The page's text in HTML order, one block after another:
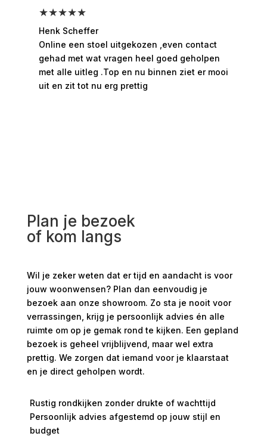
★★★★★
Henk Scheffer
Online een stoel uitgekozen ,even contact
gehad met wat vragen heel goed geholpen
met alle uitleg .Top en nu binnen ziet er mooi
uit en zit tot nu erg prettig
Plan je bezoek
of kom langs
Wil je zeker weten dat er tijd en aandacht is voor
jouw woonwensen? Plan dan eenvoudig je
bezoek aan onze showroom. Zo sta je nooit voor
verrassingen, krijg je persoonlijk advies én alle
ruimte om op je gemak rond te kijken. Een gepland
bezoek is geheel vrijblijvend, maar wel extra
prettig. We zorgen dat iemand voor je klaarstaat
en je direct geholpen wordt.
Rustig rondkijken zonder drukte of wachttijd
Persoonlijk advies afgestemd op jouw stijl en
budget